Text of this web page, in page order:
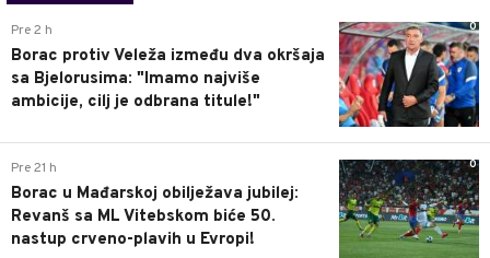
0
Pre 2 h
Borac protiv Veleža između dva okršaja
sa Bjelorusima: "Imamo najviše
ambicije, cilj je odbrana titule!"
0
Pre 21 h
Borac u Mađarskoj obilježava jubilej:
Revanš sa ML Vitebskom biće 50.
nastup crveno-plavih u Evropi!